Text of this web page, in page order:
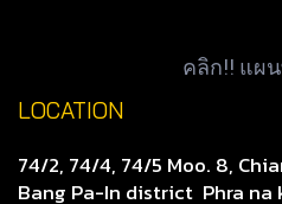
คลิก!! แผ
LOCATION
74/2, 74/4, 74/5 Moo. 8,
Bang Pa-In district Phra